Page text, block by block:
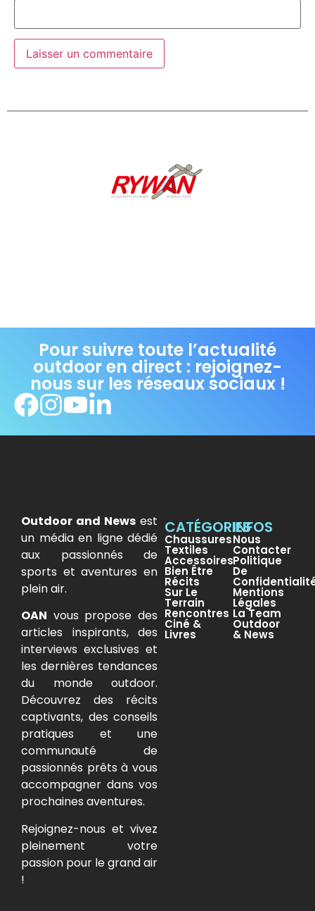
Pour suivre toute l’actualité
outdoor en direct : rejoignez-
nous sur les réseaux sociaux !
Outdoor and News est
un média en ligne dédié
aux passionnés de
sports et aventures en
plein air.
OAN vous propose des
articles inspirants, des
interviews exclusives et
les dernières tendances
du monde outdoor.
Découvrez des récits
captivants, des conseils
pratiques et une
communauté de
passionnés prêts à vous
accompagner dans vos
prochaines aventures.
Rejoignez-nous et vivez
pleinement votre
passion pour le grand air
!
CATÉGORIES
Chaussures
Textiles
Accessoires
Bien Être
Récits
Sur Le
Terrain
Rencontres
Ciné &
Livres
INFOS
Nous
Contacter
Politique
De
Mentions
Légales
La Team
Outdoor
& News